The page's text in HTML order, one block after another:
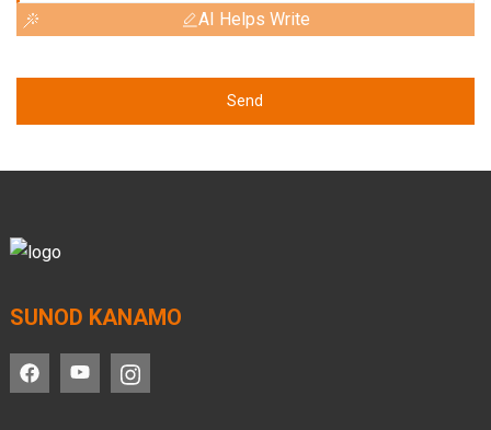
AI Helps Write
Send
SUNOD KANAMO